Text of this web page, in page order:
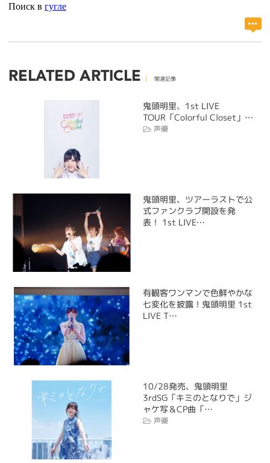
Поиск в гугле
RELATED ARTICLE 関連記事
鬼頭明里、1st LIVE
TOUR「Colorful Closet」…
声優
鬼頭明里、ツアーラストで公
式ファンクラブ開設を発
表！ 1st LIVE…
有観客ワンマンで色鮮やかな
七変化を披露！鬼頭明里 1st
LIVE T…
10/28発売、鬼頭明里
3rdSG「キミのとなりで」ジ
ャケ写＆CP曲「…
声優